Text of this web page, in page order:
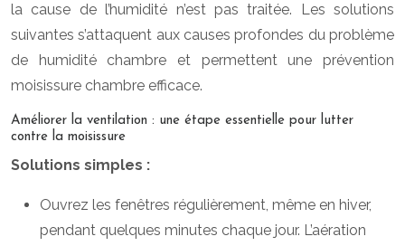
la cause de l’humidité n’est pas traitée. Les solutions
suivantes s’attaquent aux causes profondes du problème
de humidité chambre et permettent une prévention
moisissure chambre efficace.
Améliorer la ventilation : une étape essentielle pour lutter
contre la moisissure
Solutions simples :
Ouvrez les fenêtres régulièrement, même en hiver,
pendant quelques minutes chaque jour. L’aération